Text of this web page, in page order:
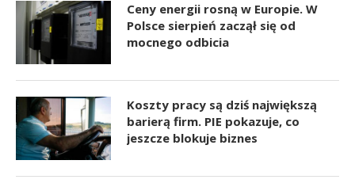
Ceny energii rosną w Europie. W
Polsce sierpień zaczął się od
mocnego odbicia
Koszty pracy są dziś największą
barierą firm. PIE pokazuje, co
jeszcze blokuje biznes